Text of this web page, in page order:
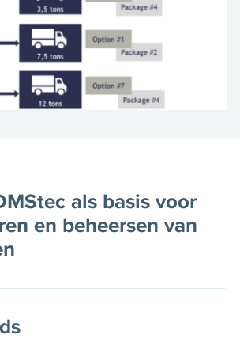
als basis voor
en beheersen van